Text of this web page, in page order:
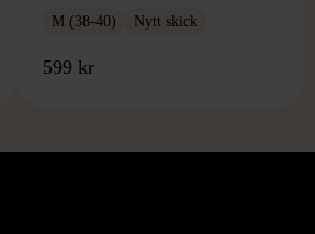
M (38-40) Nytt skick
599 kr